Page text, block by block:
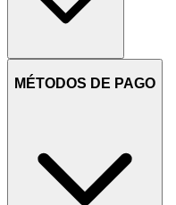
MÉTODOS DE PAGO